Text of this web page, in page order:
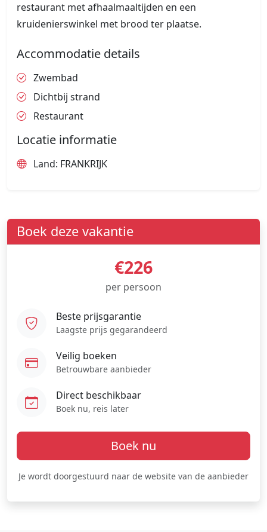
restaurant met afhaalmaaltijden en een
kruidenierswinkel met brood ter plaatse.
Accommodatie details
Zwembad
Dichtbij strand
Restaurant
Locatie informatie
Land: FRANKRIJK
Boek deze vakantie
€226
per persoon
Beste prijsgarantie
Laagste prijs gegarandeerd
Veilig boeken
Betrouwbare aanbieder
Direct beschikbaar
Boek nu, reis later
Boek nu
Je wordt doorgestuurd naar de website van de aanbieder